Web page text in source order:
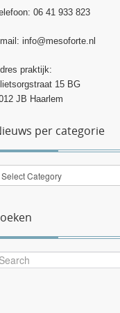
06 41 933 823
info@mesoforte.nl
praktijk:
15 BG
JB Haarlem
per categorie